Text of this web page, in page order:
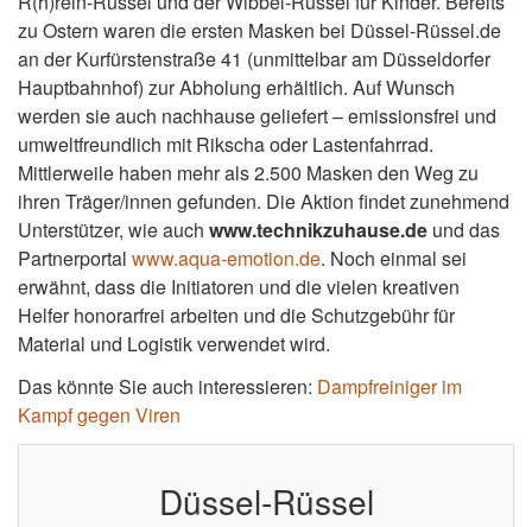
zu Ostern waren die ersten Masken bei Düssel-Rüssel.de
an der Kurfürstenstraße 41 (unmittelbar am Düsseldorfer
Hauptbahnhof) zur Abholung erhältlich. Auf Wunsch
werden sie auch nachhause geliefert – emissionsfrei und
umweltfreundlich mit Rikscha oder Lastenfahrrad.
Mittlerweile haben mehr als 2.500 Masken den Weg zu
ihren Träger/innen gefunden. Die Aktion findet zunehmend
Unterstützer, wie auch www.technikzuhause.de und das
Partnerportal www.aqua-emotion.de. Noch einmal sei
erwähnt, dass die Initiatoren und die vielen kreativen
Helfer honorarfrei arbeiten und die Schutzgebühr für
Material und Logistik verwendet wird.
Das könnte Sie auch interessieren: Dampfreiniger im
Kampf gegen Viren
Düssel-Rüssel